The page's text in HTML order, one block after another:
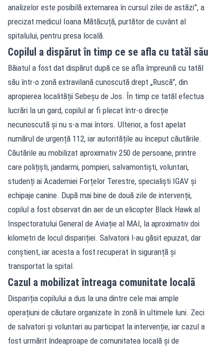
analizelor este posibilă externarea în cursul zilei de astăzi”, a
precizat medicul Ioana Mătăcuță, purtător de cuvânt al
spitalului, pentru presa locală.
Copilul a dispărut în timp ce se afla cu tatăl său
Băiatul a fost dat dispărut după ce se afla împreună cu tatăl
său într-o zonă extravilană cunoscută drept „Ruscă”, din
apropierea localității Sebeșu de Jos. În timp ce tatăl efectua
lucrări la un gard, copilul ar fi plecat într-o direcție
necunoscută și nu s-a mai întors. Ulterior, a fost apelat
numărul de urgență 112, iar autoritățile au început căutările.
Căutările au mobilizat aproximativ 250 de persoane, printre
care polițiști, jandarmi, pompieri, salvamontiști, voluntari,
studenți ai Academiei Forțelor Terestre, specialiști IGAV și
echipaje canine. După mai bine de două zile de intervenții,
copilul a fost observat din aer de un elicopter Black Hawk al
Inspectoratului General de Aviație al MAI, la aproximativ doi
kilometri de locul dispariției. Salvatorii l-au găsit epuizat, dar
conștient, iar acesta a fost recuperat în siguranță și
transportat la spital.
Cazul a mobilizat întreaga comunitate locală
Dispariția copilului a dus la una dintre cele mai ample
operațiuni de căutare organizate în zonă în ultimele luni. Zeci
de salvatori și voluntari au participat la intervenție, iar cazul a
fost urmărit îndeaproape de comunitatea locală și de